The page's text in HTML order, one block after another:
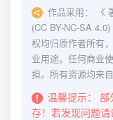
作品采用：
《
(CC BY-NC-SA 4.0)
权均归原作者所有
业用途。任何商业
担。所有资源均来
温馨提示：
部
存！若发现问题